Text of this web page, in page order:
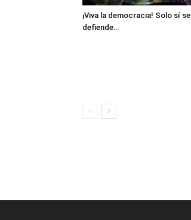
¡Viva la democracia! Solo sí se
defiende…